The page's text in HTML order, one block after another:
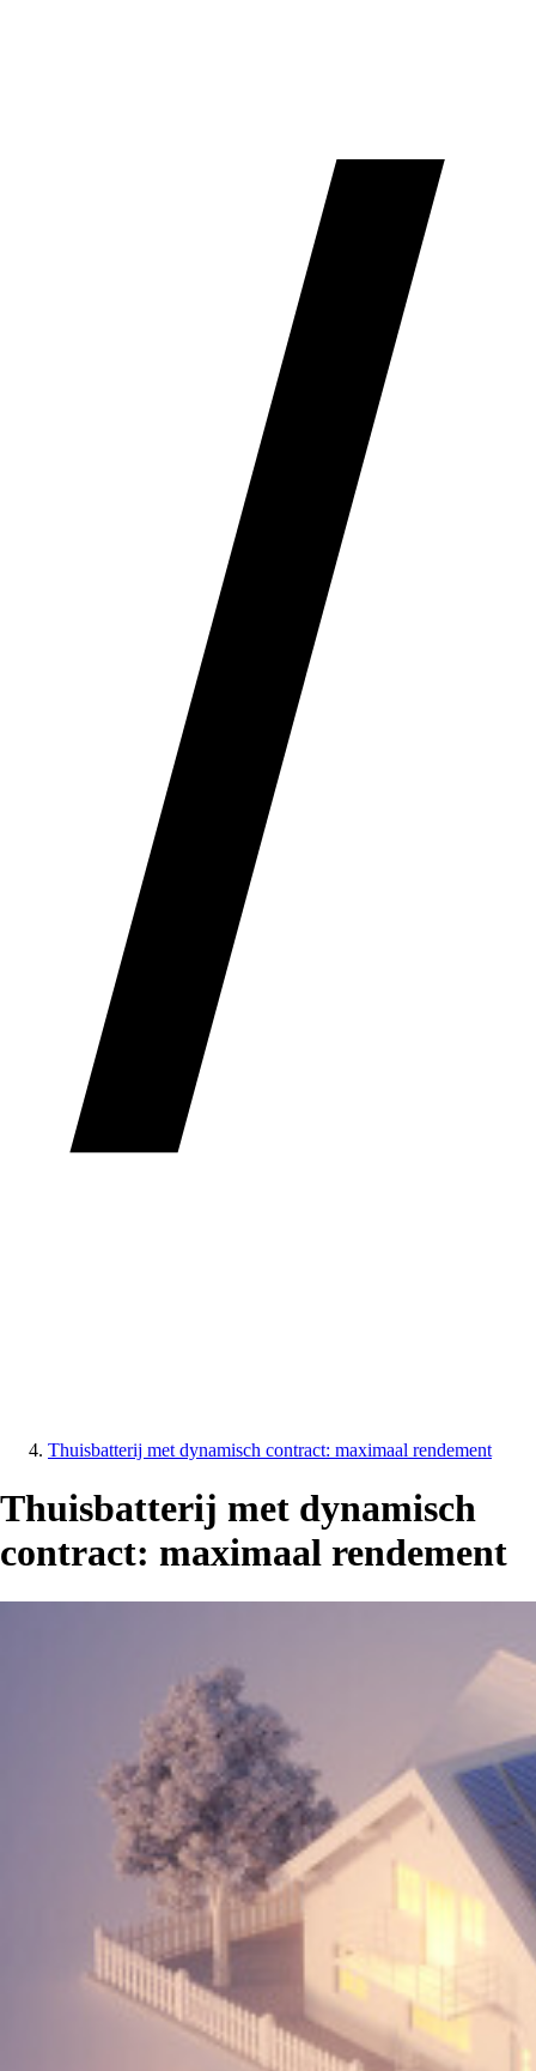
Thuisbatterij met dynamisch contract: maximaal rendement
Thuisbatterij met dynamisch
contract: maximaal rendement